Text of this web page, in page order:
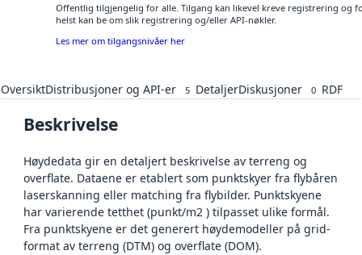
Offentlig tilgjengelig for alle. Tilgang kan likevel kreve registrering og
helst kan be om slik registrering og/eller API-nøkler.
Les mer om tilgangsnivåer her
OversiktDistribusjoner og API-er 5 DetaljerDiskusjoner 0 RDF
Beskrivelse
Høydedata gir en detaljert beskrivelse av terreng og
overflate. Dataene er etablert som punktskyer fra flybåren
laserskanning eller matching fra flybilder. Punktskyene
har varierende tetthet (punkt/m2 ) tilpasset ulike formål.
Fra punktskyene er det generert høydemodeller på grid-
format av terreng (DTM) og overflate (DOM).